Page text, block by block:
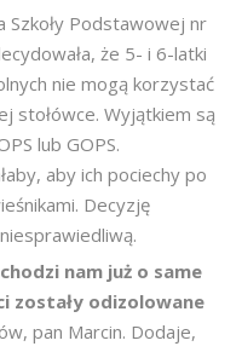
Szkoły Podstawowej nr
że 5- i 6-latki
nie mogą korzystać
stołówce. Wyjątkiem są
lub GOPS.
aby ich pociechy po
Decyzję
nam już o same
zostały odizolowane
pan Marcin. Dodaje,